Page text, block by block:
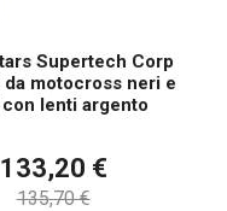
Supertech Corp
da motocross neri e
lenti argento
133,20 €
135,70 €